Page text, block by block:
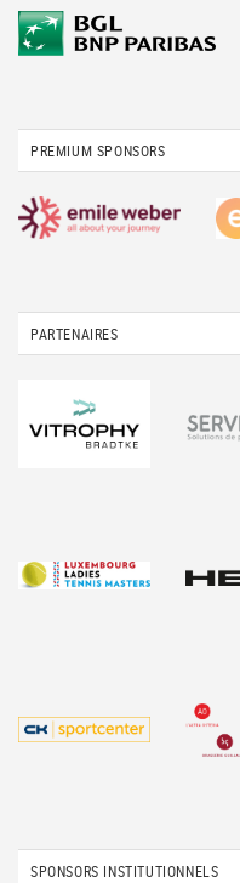
PREMIUM SPONSORS
PARTENAIRES
SPONSORS INSTITUTIONNELS